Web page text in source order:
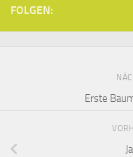
FOLGEN:
Erste